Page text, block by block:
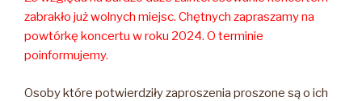
zabrakło już wolnych miejsc. Chętnych zapraszamy na
powtórkę koncertu w roku 2024. O terminie
poinformujemy.
Osoby które potwierdziły zaproszenia proszone są o ich